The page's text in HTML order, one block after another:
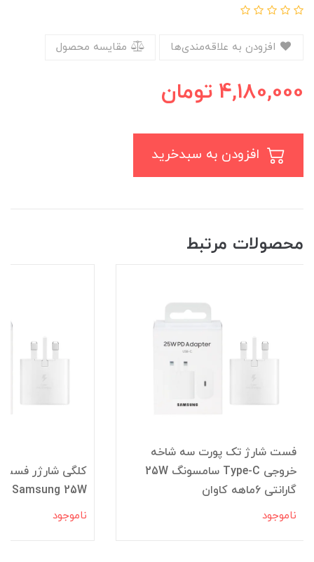
مقایسه محصول
4,180,000 تومان
محصولات مرتبط
فست شارژ تک پورت سه شاخه
خروجی Type-C سامسونگ 25W
گارانتی 6ماهه کاوان
ناموجود
Samsung 25W
ناموجود